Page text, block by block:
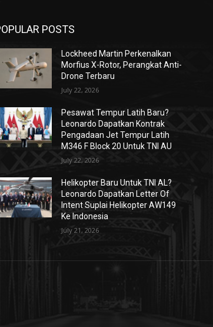
POSTS
Lockheed Martin Perkenalkan
Morfius X-Rotor, Perangkat Anti-
Drone Terbaru
July 22, 2026
Pesawat Tempur Latih Baru?
Leonardo Dapatkan Kontrak
Pengadaan Jet Tempur Latih
M346 F Block 20 Untuk TNI AU
July 22, 2026
Helikopter Baru Untuk TNI AL?
Leonardo Dapatkan Letter Of
Intent Suplai Helikopter AW149
Ke Indonesia
July 21, 2026